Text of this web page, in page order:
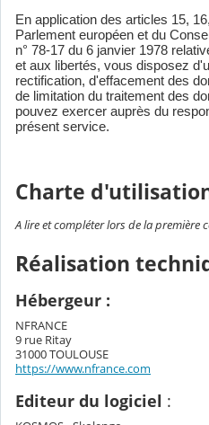
En application des articles 15,
Parlement européen et du
n° 78-17 du 6 janvier 1978
et aux libertés, vous disposez
rectification, d'effacement des
de limitation du traitement des
pouvez exercer auprès du
présent service.
Charte
A lire et compléter lors de la première
Réalisation
Hébergeur :
NFRANCE
9 rue Ritay
31000 TOULOUSE
https://www.nfrance.com
Editeur du logiciel :